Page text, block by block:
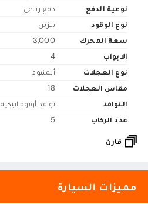
نوعية الدفع
دفع رباعي
نوع الوقود
بنزين
سعة المحرك
3,000
الابواب
4
نوع العجلات
ألمنيوم
مقاس العجلات
18
النوافذ
نوافذ أوتوماتيكية
عدد الركاب
5
قارن
مميزات السيارة